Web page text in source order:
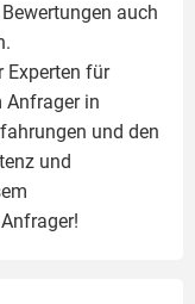
auch
Experten für
Anfrager in
und den
und